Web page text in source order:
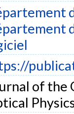
of the